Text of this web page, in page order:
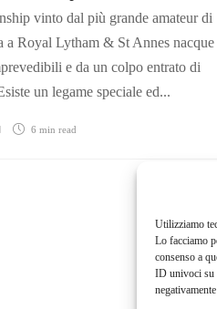
Utilizziamo
Lo facciamo
consenso a
ID univoci su
vinto dal più grande amateur di
a Royal Lytham & St Annes nacque
e da un colpo entrato di
un legame speciale ed...
6 min read